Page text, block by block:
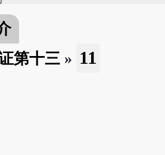
第十三» 11